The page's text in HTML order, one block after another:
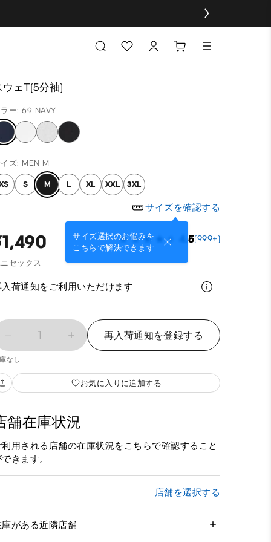
ウェT(5分袖)
ー: 69 NAVY
ズ: MEN M
S M L XL XXL 3XL
サイズを確認する
サイズ選択のお悩みを
こちらで解決できます
4.5(999+)
セックス
入荷通知をご利用いただけます
1 再入荷通知を登録する
なし
お気に入りに追加する
舗在庫状況
利用される店舗の在庫状況をこちらで確認すること
きます。
店舗を選択する
庫がある近隣店舗